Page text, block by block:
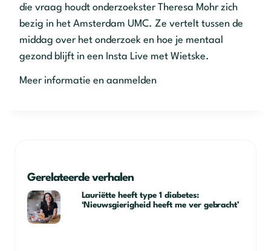
die vraag houdt onderzoekster Theresa Mohr zich
bezig in het Amsterdam UMC. Ze vertelt tussen de
middag over het onderzoek en hoe je mentaal
gezond blijft in een Insta Live met Wietske.
Meer informatie en aanmelden
Gerelateerde verhalen
Lauriëtte heeft type 1 diabetes:
‘Nieuwsgierigheid heeft me ver gebracht’